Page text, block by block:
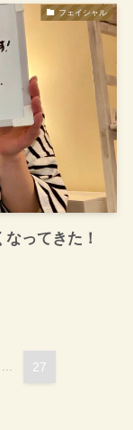
フェイシャル
ってきた！
... 27